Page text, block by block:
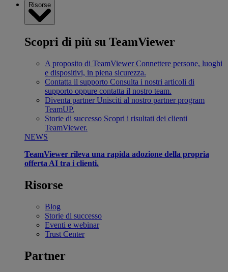
Risorse
Scopri di più su TeamViewer
A proposito di TeamViewer Connettere persone, luoghi
e dispositivi, in piena sicurezza.
Contatta il supporto Consulta i nostri articoli di
supporto oppure contatta il nostro team.
Diventa partner Unisciti al nostro partner program
TeamUP.
Storie di successo Scopri i risultati dei clienti
TeamViewer.
NEWS
TeamViewer rileva una rapida adozione della propria
offerta AI tra i clienti.
Risorse
Blog
Storie di successo
Eventi e webinar
Trust Center
Partner